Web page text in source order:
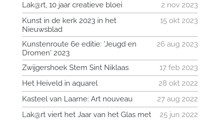
Lak@rt, 10 jaar creatieve bloei
2 nov 2023
Kunst in de kerk 2023 in het
Nieuwsblad
15 okt 2023
Kunstenroute 6e editie: 'Jeugd en
Dromen' 2023
26 aug 2023
Zwijgershoek Stem Sint Niklaas
17 feb 2023
Het Heiveld in aquarel
28 okt 2022
Kasteel van Laarne: Art nouveau
27 aug 2022
Lak@rt viert het Jaar van het Glas met
25 jun 2022